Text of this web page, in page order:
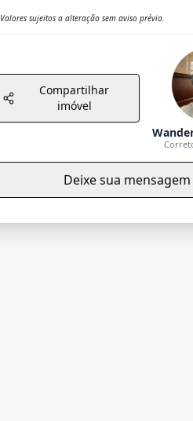
Valores sujeitos a alteração sem aviso prévio.
Compartilhar
imóvel
Deixe sua mensagem